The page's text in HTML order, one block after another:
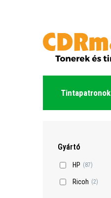
Tintapatronok
Gyártó
HP (87)
Ricoh (2)